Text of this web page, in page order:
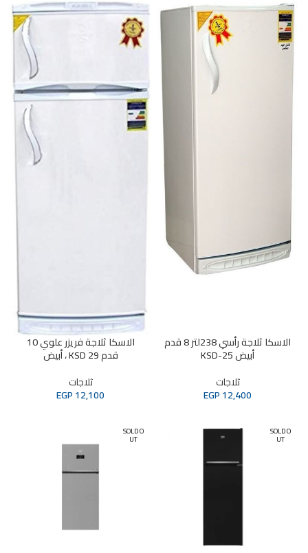
الاسكا ثلاجة رأسي 238لتر 8 قدم
أبيض KSD-25
ثلاجات
EGP12,400
الاسكا ثلاجة فريزر علوي 10
قدم KSD 29 ، أبيض
ثلاجات
EGP12,100
SOLD O
UT
SOLD O
UT